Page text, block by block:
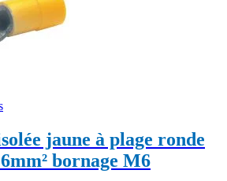
jaune à plage ronde
bornage M6